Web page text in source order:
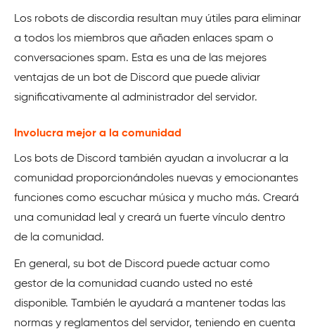
Los robots de discordia resultan muy útiles para eliminar
a todos los miembros que añaden enlaces spam o
conversaciones spam. Esta es una de las mejores
ventajas de un bot de Discord que puede aliviar
significativamente al administrador del servidor.
Involucra mejor a la comunidad
Los bots de Discord también ayudan a involucrar a la
comunidad proporcionándoles nuevas y emocionantes
funciones como escuchar música y mucho más. Creará
una comunidad leal y creará un fuerte vínculo dentro
de la comunidad.
En general, su bot de Discord puede actuar como
gestor de la comunidad cuando usted no esté
disponible. También le ayudará a mantener todas las
normas y reglamentos del servidor, teniendo en cuenta